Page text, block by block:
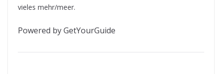
vieles mehr/meer.
Powered by GetYourGuide